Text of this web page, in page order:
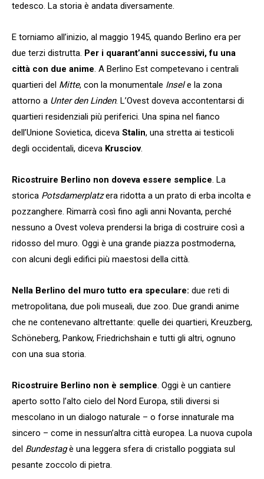
tedesco. La storia è andata diversamente.
E torniamo all’inizio, al maggio 1945, quando Berlino era per
due terzi distrutta. Per i quarant’anni successivi, fu una
città con due anime. A Berlino Est competevano i centrali
quartieri del Mitte, con la monumentale Insele la zona
attorno a Unter den Linden. L’Ovest doveva accontentarsi di
quartieri residenziali più periferici. Una spina nel fianco
dell’Unione Sovietica, diceva Stalin, una stretta ai testicoli
degli occidentali, diceva Krusciov.
Ricostruire Berlino non doveva essere semplice. La
storica Potsdamerplatzera ridotta a un prato di erba incolta e
pozzanghere. Rimarrà così fino agli anni Novanta, perché
nessuno a Ovest voleva prendersi la briga di costruire così a
ridosso del muro. Oggi è una grande piazza postmoderna,
con alcuni degli edifici più maestosi della città.
Nella Berlino del muro tutto era speculare: due reti di
metropolitana, due poli museali, due zoo. Due grandi anime
che ne contenevano altrettante: quelle dei quartieri, Kreuzberg,
Schöneberg, Pankow, Friedrichshain e tutti gli altri, ognuno
con una sua storia.
Ricostruire Berlino non è semplice. Oggi è un cantiere
aperto sotto l’alto cielo del Nord Europa, stili diversi si
mescolano in un dialogo naturale – o forse innaturale ma
sincero – come in nessun’altra città europea. La nuova cupola
del Bundestagè una leggera sfera di cristallo poggiata sul
pesante zoccolo di pietra.